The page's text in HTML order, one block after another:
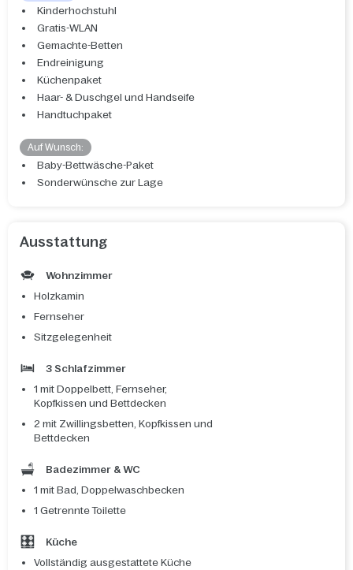
Kinderhochstuhl
Gratis-WLAN
Gemachte-Betten
Endreinigung
Küchenpaket
Haar- & Duschgel und Handseife
Handtuchpaket
Auf Wunsch:
Baby-Bettwäsche-Paket
Sonderwünsche zur Lage
Ausstattung
Wohnzimmer
Holzkamin
Fernseher
Sitzgelegenheit
3 Schlafzimmer
1 mit Doppelbett, Fernseher,
Kopfkissen und Bettdecken
2 mit Zwillingsbetten, Kopfkissen und
Bettdecken
Badezimmer & WC
1 mit Bad, Doppelwaschbecken
1 Getrennte Toilette
Küche
Vollständig ausgestattete Küche